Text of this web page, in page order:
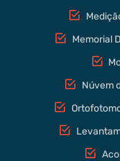
Memorial
Núvem